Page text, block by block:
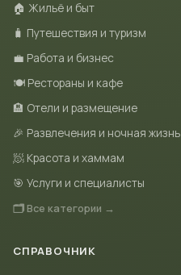
🏠 Жильё и быт
🧳 Путешествия и туризм
💼 Работа и бизнес
🍽 Рестораны и кафе
🏨 Отели и размещение
🎉 Развлечения и ночная жизнь
🧖 Красота и хаммам
🎯 Услуги и специалисты
🗂 Все категории →
СПРАВОЧНИК